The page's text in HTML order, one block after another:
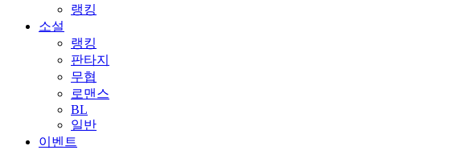
랭킹
소설
랭킹
판타지
무협
로맨스
BL
일반
이벤트